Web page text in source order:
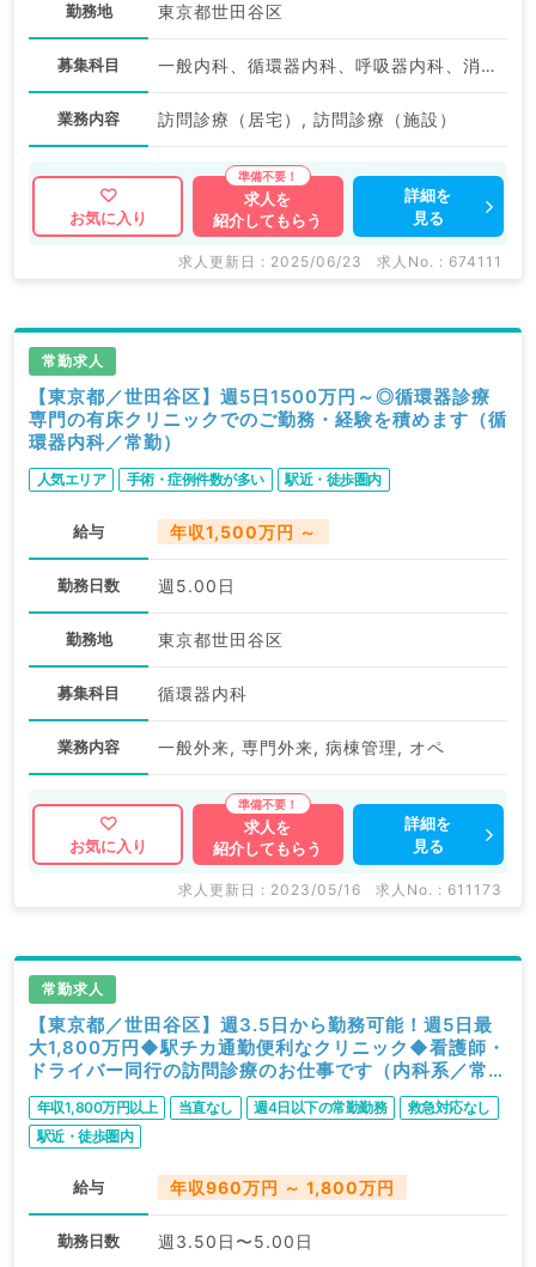
勤務地 東京都世田谷区
募集科目 一般内科、循環器内科、呼吸器内科、消化器内科、内分泌・代謝内科
業務内容 訪問診療（居宅）, 訪問診療（施設）
お気に入り
求人を
紹介してもらう
詳細を
見る
求人更新日 : 2025/06/23 求人No. : 674111
常勤求人
【東京都／世田谷区】週5日1500万円～◎循環器診療
専門の有床クリニックでのご勤務・経験を積めます（循
環器内科／常勤）
人気エリア 手術・症例件数が多い 駅近・徒歩圏内
給与 年収1,500万円 ～
勤務日数 週5.00日
勤務地 東京都世田谷区
募集科目 循環器内科
業務内容 一般外来, 専門外来, 病棟管理, オペ
お気に入り
求人を
紹介してもらう
詳細を
見る
求人更新日 : 2023/05/16 求人No. : 611173
常勤求人
【東京都／世田谷区】週3.5日から勤務可能！週5日最
大1,800万円◆駅チカ通勤便利なクリニック◆看護師・
ドライバー同行の訪問診療のお仕事です（内科系／常
勤）
年収1,800万円以上 当直なし 週4日以下の常勤勤務
救急対応なし
駅近・徒歩圏内
給与 年収960万円 ～ 1,800万円
勤務日数 週3.50日〜5.00日